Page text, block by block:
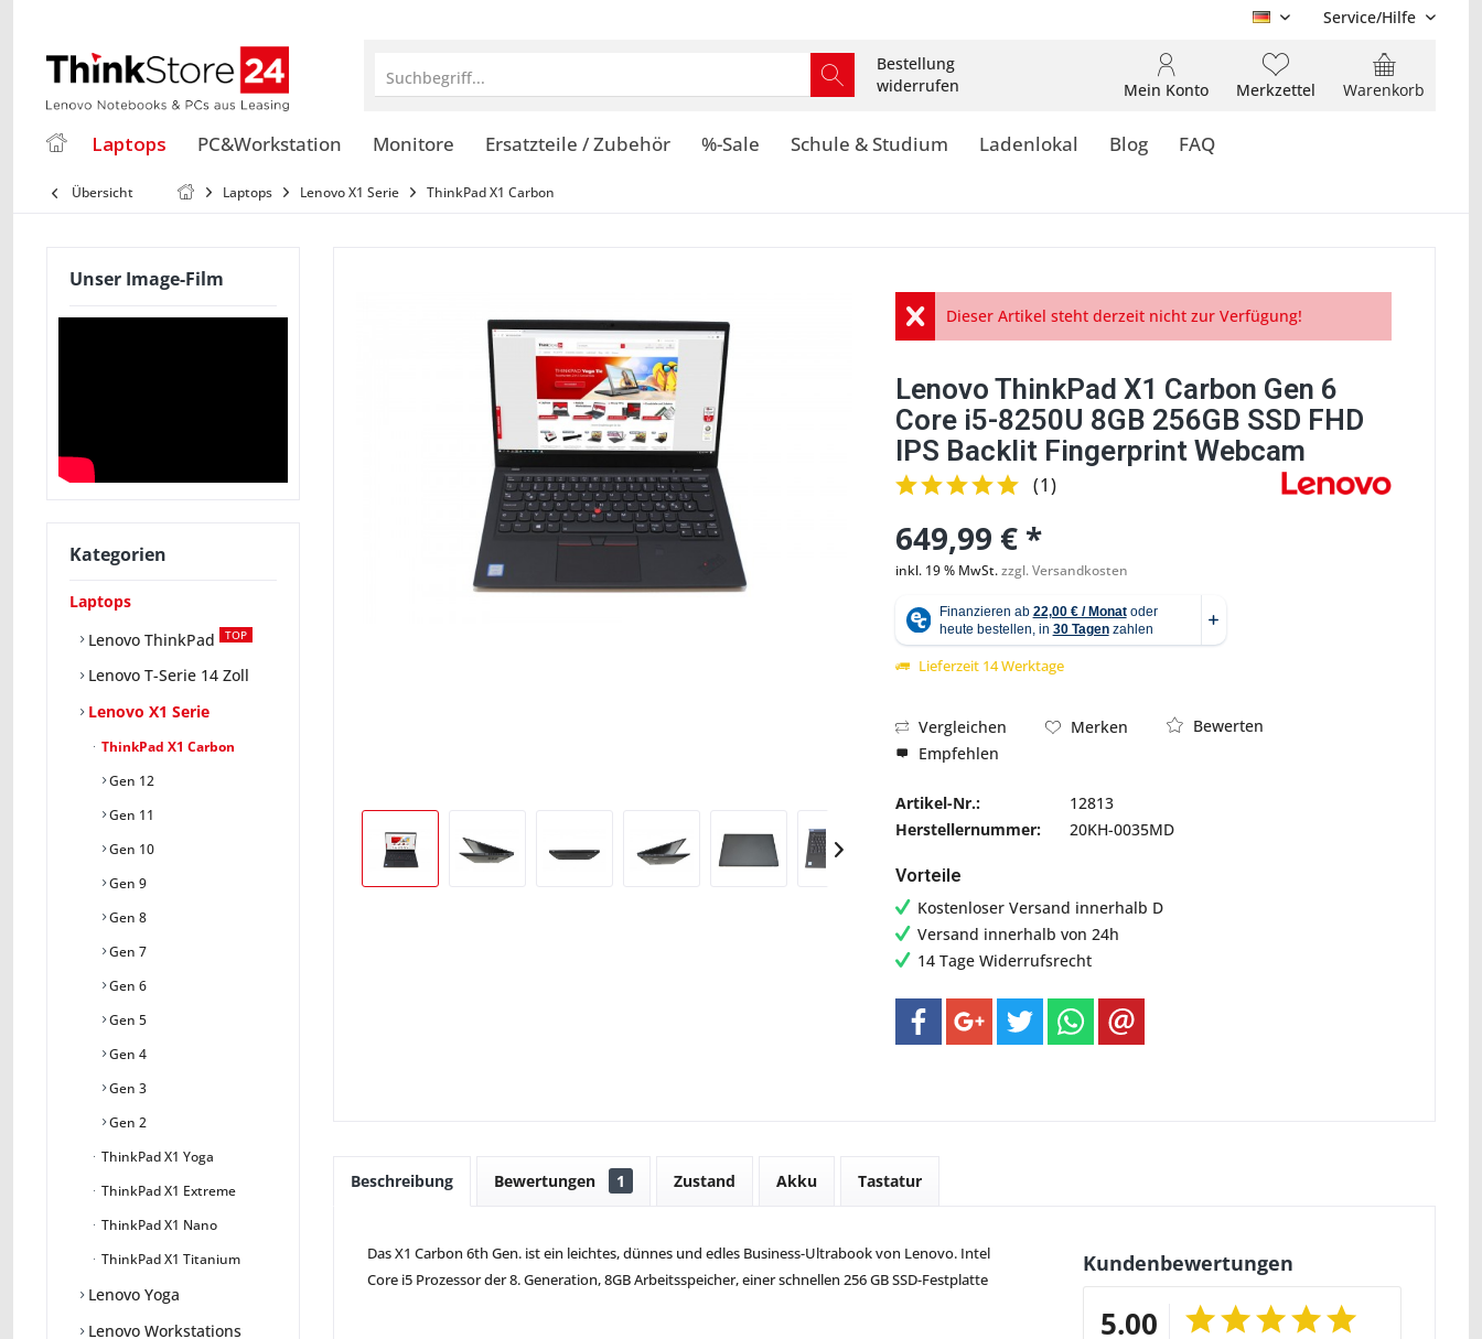
DE Service/Hilfe
Suchbegriff...
Bestellung
widerrufen
Warenkorb
Merkzettel
Mein Konto
Laptops PC&Workstation Monitore Ersatzteile / Zubehör %-Sale Schule & Studium Ladenlokal Blog FAQ
Übersicht Laptops Lenovo X1 Serie ThinkPad X1 Carbon
Unser Image-Film
Kategorien
Laptops
Lenovo ThinkPad
TOP
Lenovo T-Serie 14 Zoll
Lenovo X1 Serie
ThinkPad X1 Carbon
Gen 12
Gen 11
Gen 10
Gen 9
Gen 8
Gen 7
Gen 6
Gen 5
Gen 4
Gen 3
Gen 2
ThinkPad X1 Yoga
ThinkPad X1 Extreme
ThinkPad X1 Nano
ThinkPad X1 Titanium
Lenovo Yoga
Lenovo Workstations
Abbildung ähnlich
Dieser Artikel steht derzeit nicht zur Verfügung!
Lenovo ThinkPad X1 Carbon Gen 6
Core i5-8250U 8GB 256GB SSD FHD
IPS Backlit Fingerprint Webcam
(1)
649,99 € *
inkl. 19 % MwSt.zzgl. Versandkosten
Lieferzeit 14 Werktage
Vergleichen Merken
Bewerten
Empfehlen
Artikel-Nr.:
12813
Herstellernummer:
20KH-0035MD
Vorteile
Kostenloser Versand innerhalb D
Versand innerhalb von 24h
14 Tage Widerrufsrecht
Beschreibung Bewertungen 1 Zustand Akku Tastatur
Das X1 Carbon 6th Gen. ist ein leichtes, dünnes und edles Business-Ultrabook von Lenovo. Intel
Core i5 Prozessor der 8. Generation, 8GB Arbeitsspeicher, einer schnellen 256 GB SSD-Festplatte
Kundenbewertungen
5.00